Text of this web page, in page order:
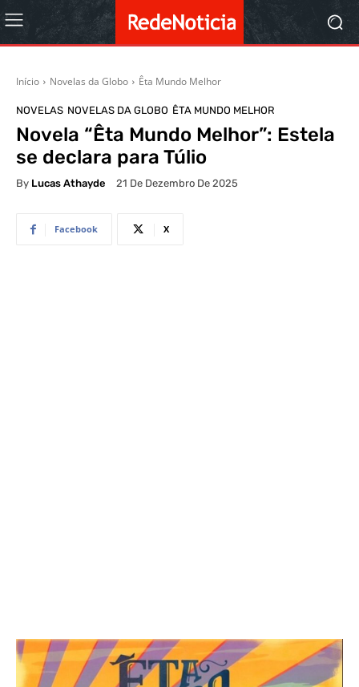
Início Novelas da Globo Êta Mundo Melhor
NOVELAS NOVELAS DA GLOBO ÊTA MUNDO MELHOR
Novela “Êta Mundo Melhor”: Estela
se declara para Túlio
By Lucas Athayde 21 De Dezembro De 2025
Facebook X